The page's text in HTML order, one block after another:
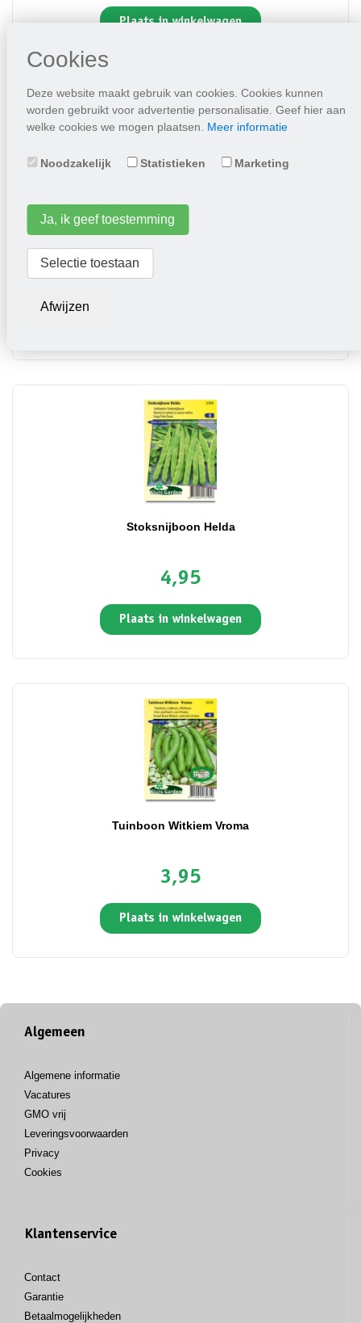
Cookies
Deze website maakt gebruik van cookies. Cookies kunnen
worden gebruikt voor advertentie personalisatie. Geef hier aan
welke cookies we mogen plaatsen. Meer informatie
Noodzakelijk Statistieken Marketing
Ja, ik geef toestemming
Selectie toestaan
Afwijzen
Plaats in winkelwagen
Hollandse Stoksnijboon Anita
Stoksnijboon Helda
4,95
Plaats in winkelwagen
Tuinboon Witkiem Vroma
3,95
Plaats in winkelwagen
Algemeen
Algemene informatie
Vacatures
GMO vrij
Leveringsvoorwaarden
Privacy
Cookies
Klantenservice
Contact
Garantie
Betaalmogelijkheden